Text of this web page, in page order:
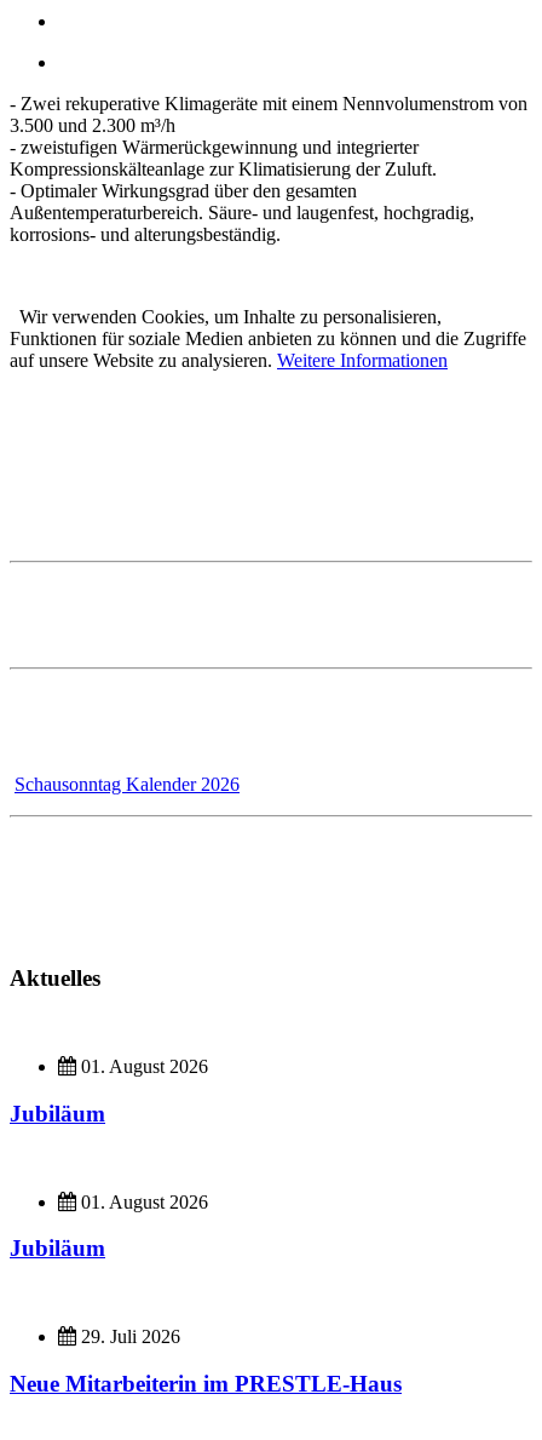
- Zwei rekuperative Klimageräte mit einem Nennvolumenstrom von
3.500 und 2.300 m³/h
- zweistufigen Wärmerückgewinnung und integrierter
Kompressionskälteanlage zur Klimatisierung der Zuluft.
- Optimaler Wirkungsgrad über den gesamten
Außentemperaturbereich. Säure- und laugenfest, hochgradig,
korrosions- und alterungsbeständig.
Wir verwenden Cookies, um Inhalte zu personalisieren,
Funktionen für soziale Medien anbieten zu können und die Zugriffe
auf unsere Website zu analysieren. Weitere Informationen
Schausonntag Kalender 2026
Aktuelles
01. August 2026
Jubiläum
01. August 2026
Jubiläum
29. Juli 2026
Neue Mitarbeiterin im PRESTLE-Haus